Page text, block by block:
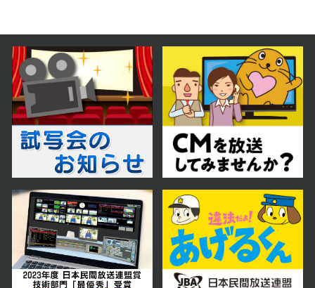
2024年01月08日 放送
第58話
2024年01月05日 放送
第57話
2024年01月04日 放送
第56話